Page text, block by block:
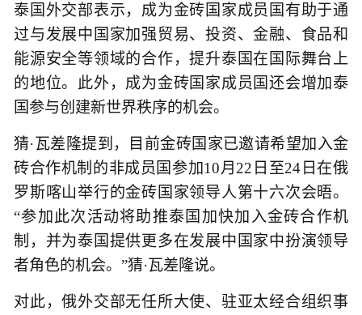
泰国外交部表示，成为金砖国家成员国有助于通
过与发展中国家加强贸易、投资、金融、食品和
能源安全等领域的合作，提升泰国在国际舞台上
的地位。此外，成为金砖国家成员国还会增加泰
国参与创建新世界秩序的机会。
猜·瓦差隆提到，目前金砖国家已邀请希望加入金
砖合作机制的非成员国参加10月22日至24日在俄
罗斯喀山举行的金砖国家领导人第十六次会晤。
“参加此次活动将助推泰国加快加入金砖合作机
制，并为泰国提供更多在发展中国家中扮演领导
者角色的机会。”猜·瓦差隆说。
对此，俄外交部无任所大使、驻亚太经合组织事